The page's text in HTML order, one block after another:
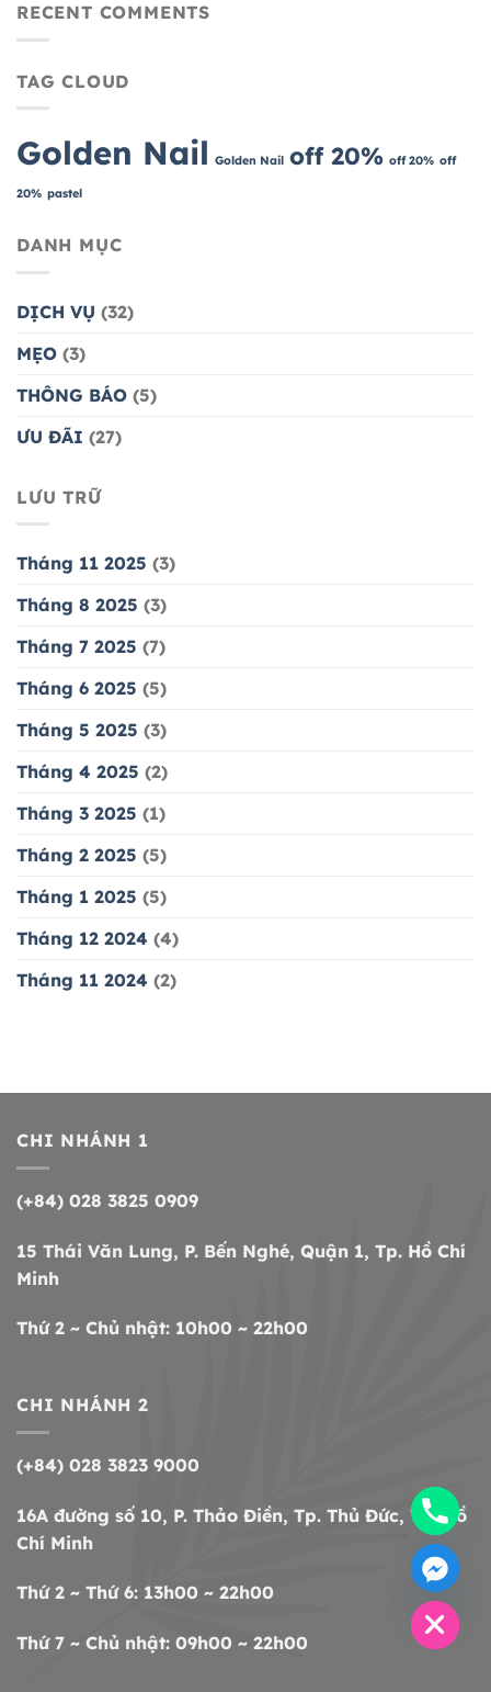
RECENT COMMENTS
TAG CLOUD
Golden Nail Golden Nail off 20% off 20% off
20% pastel
DANH MỤC
DỊCH VỤ (32)
MẸO (3)
THÔNG BÁO (5)
ƯU ĐÃI (27)
LƯU TRỮ
Tháng 11 2025 (3)
Tháng 8 2025 (3)
Tháng 7 2025 (7)
Tháng 6 2025 (5)
Tháng 5 2025 (3)
Tháng 4 2025 (2)
Tháng 3 2025 (1)
Tháng 2 2025 (5)
Tháng 1 2025 (5)
Tháng 12 2024 (4)
Tháng 11 2024 (2)
CHI NHÁNH 1
(+84) 028 3825 0909
15 Thái Văn Lung, P. Bến Nghé, Quận 1, Tp. Hồ Chí
Minh
Thứ 2 ~ Chủ nhật: 10h00 ~ 22h00
CHI NHÁNH 2
(+84) 028 3823 9000
16A đường số 10, P. Thảo Điền, Tp. Thủ Đức, Tp. Hồ
Chí Minh
Thứ 2 ~ Thứ 6: 13h00 ~ 22h00
Thứ 7 ~ Chủ nhật: 09h00 ~ 22h00
HIDE
CHATY